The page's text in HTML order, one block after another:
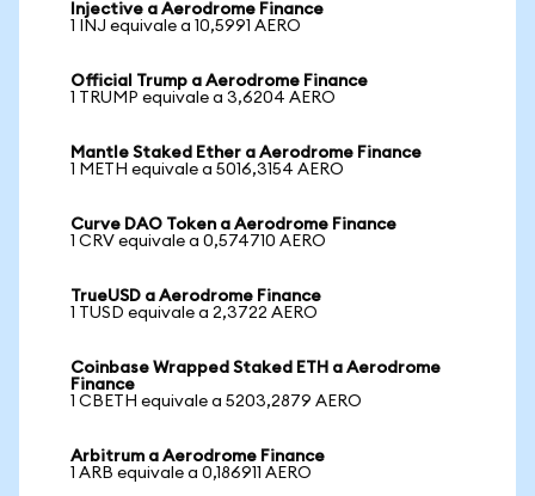
Injective a Aerodrome Finance
1 INJ equivale a 10,5991 AERO
Official Trump a Aerodrome Finance
1 TRUMP equivale a 3,6204 AERO
Mantle Staked Ether a Aerodrome Finance
1 METH equivale a 5016,3154 AERO
Curve DAO Token a Aerodrome Finance
1 CRV equivale a 0,574710 AERO
TrueUSD a Aerodrome Finance
1 TUSD equivale a 2,3722 AERO
Coinbase Wrapped Staked ETH a Aerodrome
Finance
1 CBETH equivale a 5203,2879 AERO
Arbitrum a Aerodrome Finance
1 ARB equivale a 0,186911 AERO